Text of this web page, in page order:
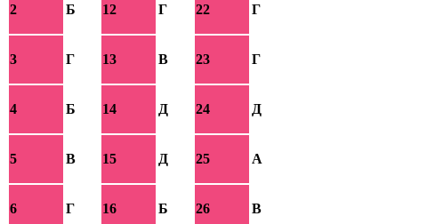
2 Б 12 Г 22 Г
3 Г 13 В 23 Г
4 Б 14 Д 24 Д
5 В 15 Д 25 А
6 Г 16 Б 26 В